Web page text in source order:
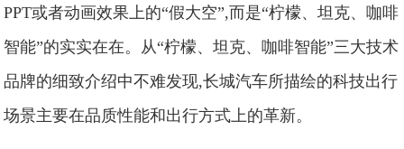
PPT或者动画效果上的“假大空”,而是“柠檬、坦克、咖啡
智能”的实实在在。从“柠檬、坦克、咖啡智能”三大技术
品牌的细致介绍中不难发现,长城汽车所描绘的科技出行
场景主要在品质性能和出行方式上的革新。